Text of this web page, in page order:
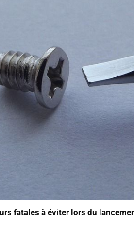
fatales à éviter lors du